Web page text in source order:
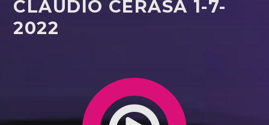
CERCA NEL SITO WEB:
CLAUDIO CERASA 1-7-
2022